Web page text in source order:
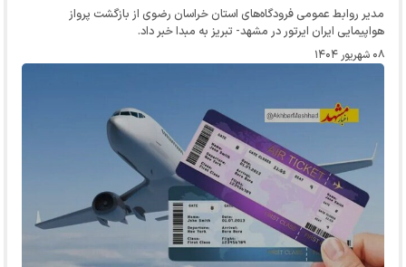
مدیر روابط عمومی فرودگاه‌های استان خراسان رضوی از بازگشت پرواز
هواپیمایی ایران ایرتور در مشهد- تبریز به مبدا خبر داد.
۰۸ شهریور ۱۴۰۴